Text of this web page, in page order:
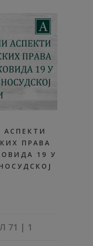
ПРАВА
19 У
71 | 1